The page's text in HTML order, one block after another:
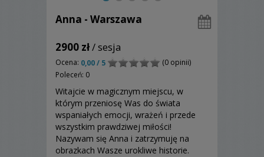
Anna - Warszawa
2900 zł/ sesja
Ocena: 0,00 / 5
(0 opinii)
Poleceń: 0
Witajcie w magicznym miejscu, w
którym przeniosę Was do świata
wspaniałych emocji, wrażeń i przede
wszystkim prawdziwej miłości!
Nazywam się Anna i zatrzymuję na
obrazkach Wasze urokliwe historie.